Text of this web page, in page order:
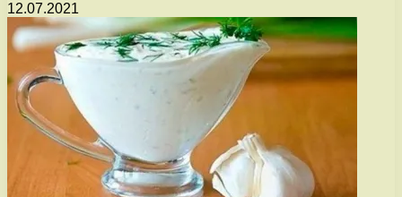
12.07.2021